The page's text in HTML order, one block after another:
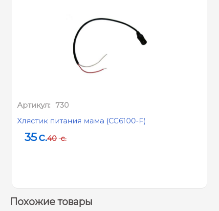
Артикул: 730
Xлястик питания мама (CC6100-F)
35c.40 c.
Похожие товары